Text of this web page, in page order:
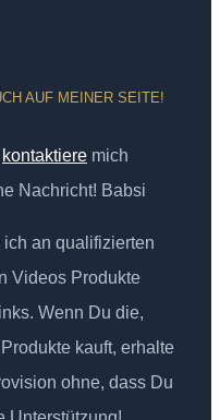
AUF MEINER SEITE!
kontaktiere mich
Nachricht! Babsi
an qualifizierten
Videos Produkte
Wenn Du die,
kauft, erhalte
ohne, dass Du